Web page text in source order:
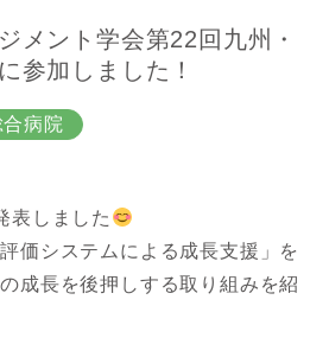
メント学会第22回九州・
参加しました！
病院
表しました
価システムによる成長支援」を
成長を後押しする取り組みを紹